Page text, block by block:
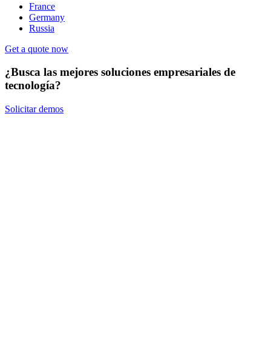
France
Germany
Russia
Get a quote now
¿Busca las mejores soluciones empresariales de
tecnología?
Solicitar demos